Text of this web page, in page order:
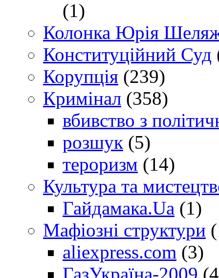
(1)
Колонка Юрія
Конституційний Суд
Корупція (239)
Кримінал (358)
вбивство з
розшук (5)
тероризм (14)
Культура та
Гайдамака.Ua (1)
Мафіозні структури
aliexpress.com (3)
ГазУкраїна-2009